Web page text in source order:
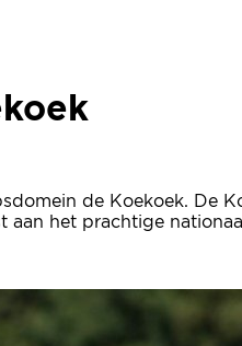
de Koekoek. De
het prachtige